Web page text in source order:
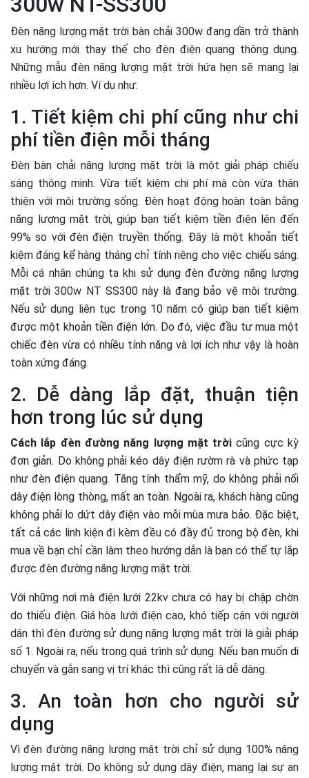
Đèn năng lượng mặt trời bàn chải 300w đang dần trở thành
xu hướng mới thay thế cho đèn điện quang thông dụng.
Những mẫu đèn năng lượng mặt trời hứa hẹn sẽ mang lại
nhiều lợi ích hơn. Ví dụ như:
1. Tiết kiệm chi phí cũng như chi
phí tiền điện mỗi tháng
Đèn bàn chải năng lượng mặt trời là một giải pháp chiếu
sáng thông minh. Vừa tiết kiệm chi phí mà còn vừa thân
thiện với môi trường sống. Đèn hoạt động hoàn toàn bằng
năng lượng mặt trời, giúp bạn tiết kiệm tiền điện lên đến
99% so với đèn điện truyền thống. Đây là một khoản tiết
kiệm đáng kể hàng tháng chỉ tính riêng cho việc chiếu sáng.
Mỗi cá nhân chúng ta khi sử dụng đèn đường năng lượng
mặt trời 300w NT SS300 này là đang bảo vệ môi trường.
Nếu sử dụng liên tục trong 10 năm có giúp bạn tiết kiệm
được một khoản tiền điện lớn. Do đó, việc đầu tư mua một
chiếc đèn vừa có nhiều tính năng và lợi ích như vậy là hoàn
toàn xứng đáng.
2. Dễ dàng lắp đặt, thuận tiện
hơn trong lúc sử dụng
Cách lắp đèn đường năng lượng mặt trời cũng cực kỳ
đơn giản. Do không phải kéo dây điện rườm rà và phức tạp
như đèn điện quang. Tăng tính thẩm mỹ, do không phải nối
dây điện lòng thòng, mất an toàn. Ngoài ra, khách hàng cũng
không phải lo dứt dây điện vào mỗi mùa mưa bảo. Đặc biệt,
tất cả các linh kiện đi kèm đều có đầy đủ trong bộ đèn, khi
mua về bạn chỉ cần làm theo hướng dẫn là bạn có thể tự lắp
được đèn đường năng lượng mặt trời.
Với những nơi mà điện lưới 22kv chưa có hay bị chập chờn
do thiếu điện. Giá hòa lưới điện cao, khó tiếp cận với người
dân thì đèn đường sử dụng năng lượng mặt trời là giải pháp
số 1. Ngoài ra, nếu trong quá trình sử dụng. Nếu bạn muốn di
chuyển và gắn sang vị trí khác thì cũng rất là dễ dàng.
3. An toàn hơn cho người sử
dụng
Vì đèn đường năng lượng mặt trời chỉ sử dụng 100% năng
lượng mặt trời. Do không sử dụng dây điện, mang lại sự an